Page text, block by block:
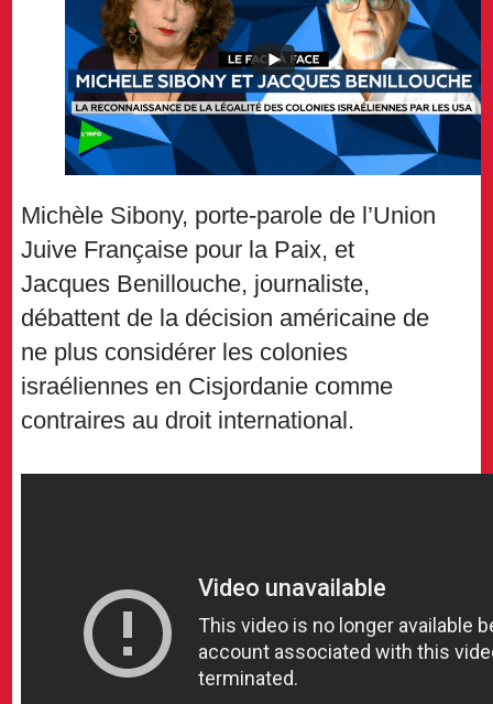
Michèle Sibony, porte-parole de l’Union
Juive Française pour la Paix, et
Jacques Benillouche, journaliste,
débattent de la décision américaine de
ne plus considérer les colonies
israéliennes en Cisjordanie comme
contraires au droit international.